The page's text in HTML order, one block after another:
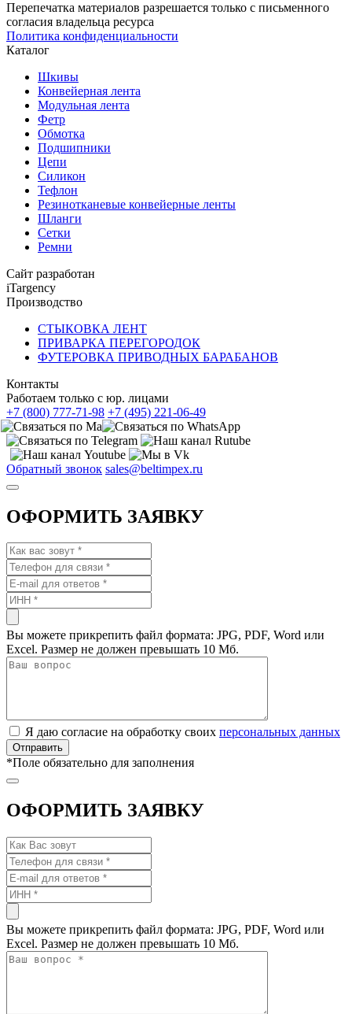
Перепечатка материалов разрешается только с письменного
согласия владельца ресурса
Политика конфиденциальности
Каталог
Шкивы
Конвейерная лента
Модульная лента
Фетр
Обмотка
Подшипники
Цепи
Силикон
Тефлон
Резинотканевые конвейерные ленты
Шланги
Сетки
Ремни
Сайт разработан
iTargency
Производство
СТЫКОВКА ЛЕНТ
ПРИВАРКА ПЕРЕГОРОДОК
ФУТЕРОВКА ПРИВОДНЫХ БАРАБАНОВ
Контакты
Работаем только с юр. лицами
+7 (800) 777-71-98 +7 (495) 221-06-49
Обратный звонок sales@beltimpex.ru
ОФОРМИТЬ ЗАЯВКУ
Вы можете прикрепить файл формата: JPG, PDF, Word или
Excel. Размер не должен превышать 10 Мб.
Я даю согласие на обработку своих персональных данных
*Поле обязательно для заполнения
ОФОРМИТЬ ЗАЯВКУ
Вы можете прикрепить файл формата: JPG, PDF, Word или
Excel. Размер не должен превышать 10 Мб.